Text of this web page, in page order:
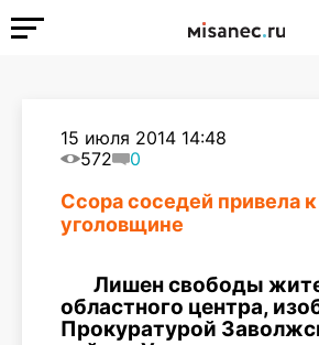
15 июля 2014 14:48
572
0
Ссора соседей привела к
уголовщине
Лишен свободы
областного центра,
Прокуратурой